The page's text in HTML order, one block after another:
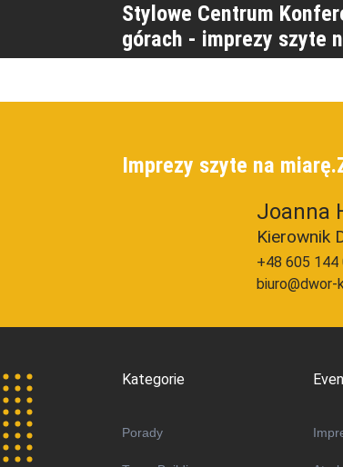
Stylowe Centrum
górach - imprezy szyte
Imprezy szyte na miarę.
Joanna
Kierownik
+48 605 144
biuro@dwor-
Kategorie
Porady